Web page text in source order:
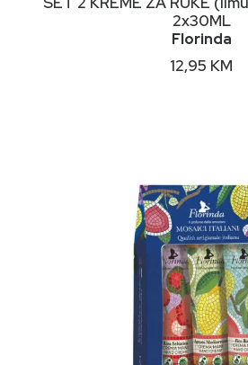
2x30ML
Florinda
12,95 KM